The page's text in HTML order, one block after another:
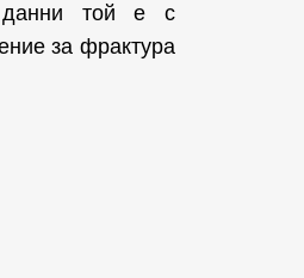
данни той е с
за фрактура